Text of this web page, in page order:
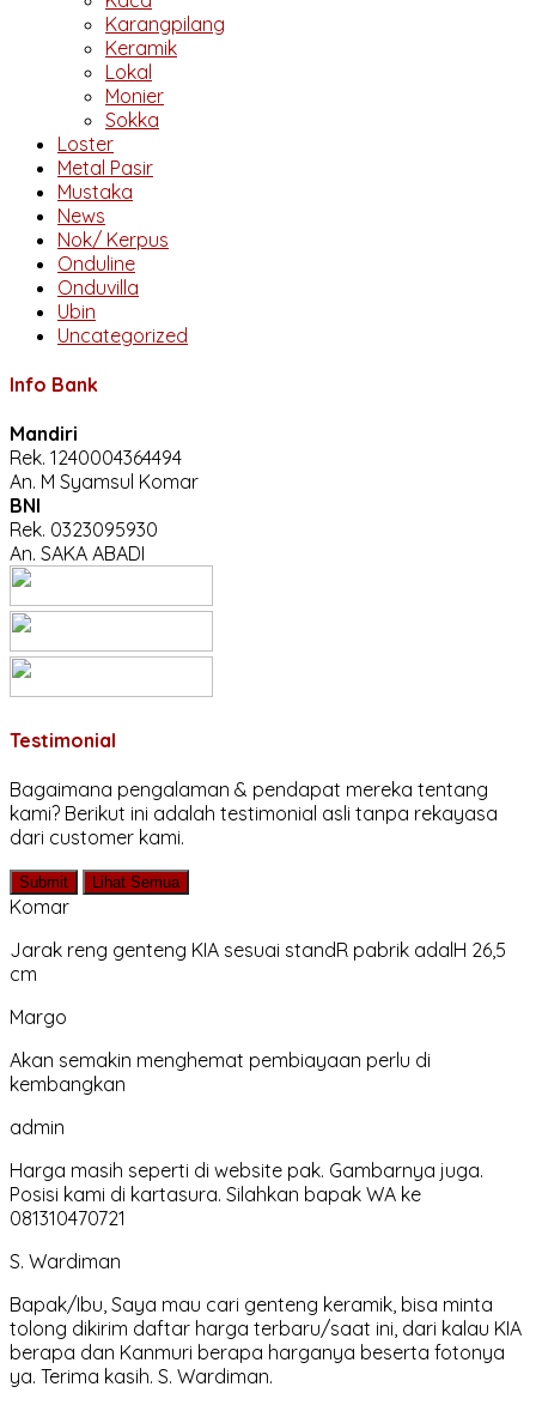
Karangpilang
Keramik
Lokal
Monier
Sokka
Loster
Metal Pasir
Mustaka
News
Nok/ Kerpus
Onduline
Onduvilla
Ubin
Uncategorized
Info Bank
Mandiri
Rek. 1240004364494
An. M Syamsul Komar
BNI
Rek. 0323095930
An. SAKA ABADI
Testimonial
Bagaimana pengalaman & pendapat mereka tentang
kami? Berikut ini adalah testimonial asli tanpa rekayasa
dari customer kami.
Submit Lihat Semua
Komar
Jarak reng genteng KIA sesuai standR pabrik adalH 26,5
cm
Margo
Akan semakin menghemat pembiayaan perlu di
kembangkan
admin
Harga masih seperti di website pak. Gambarnya juga.
Posisi kami di kartasura. Silahkan bapak WA ke
081310470721
S. Wardiman
Bapak/Ibu, Saya mau cari genteng keramik, bisa minta
tolong dikirim daftar harga terbaru/saat ini, dari kalau KIA
berapa dan Kanmuri berapa harganya beserta fotonya
ya. Terima kasih. S. Wardiman.